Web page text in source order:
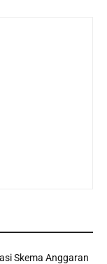
Skema Anggaran